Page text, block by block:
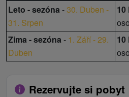
Leto - sezóna -30. Duben -
31. Srpen
10
Zima - sezóna - 1. Září - 29.
Duben
10
Rezervujte si pobyt